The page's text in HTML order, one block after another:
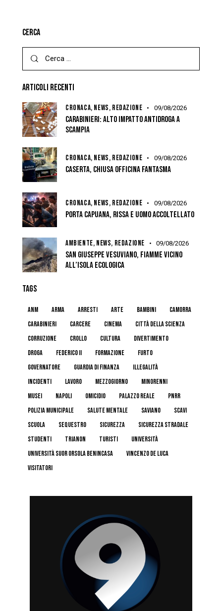
CERCA
ARTICOLI RECENTI
CRONACA, NEWS, REDAZIONE 09/08/2026
CARABINIERI: ALTO IMPATTO ANTIDROGA A
SCAMPIA
CRONACA, NEWS, REDAZIONE 09/08/2026
CASERTA, CHIUSA OFFICINA FANTASMA
CRONACA, NEWS, REDAZIONE 09/08/2026
PORTA CAPUANA, RISSA E UOMO ACCOLTELLATO
AMBIENTE, NEWS, REDAZIONE 09/08/2026
SAN GIUSEPPE VESUVIANO, FIAMME VICINO
ALL’ISOLA ECOLOGICA
TAGS
anm arma arresti arte bambini
camorra
carabinieri
carcere cinema
Città della Scienza
corruzione
crollo cultura
divertimento
droga
federico II formazione
furto
governatore
guardia di finanza
illegalità
incidenti
lavoro mezzogiorno
minorenni
musei
napoli omicidio palazzo reale
pnrr
polizia municipale
salute mentale Saviano
scavi
scuola
sequestro sicurezza
sicurezza stradale
studenti
trianon turisti
università
Università Suor Orsola Benincasa
Vincenzo De Luca
visitatori